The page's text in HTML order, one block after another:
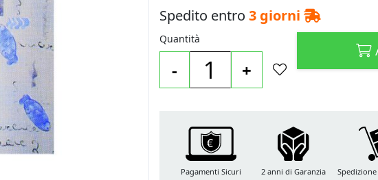
Spedito entro 3 giorni
Quantità
- +
Pagamenti Sicuri 2 anni di Garanzia